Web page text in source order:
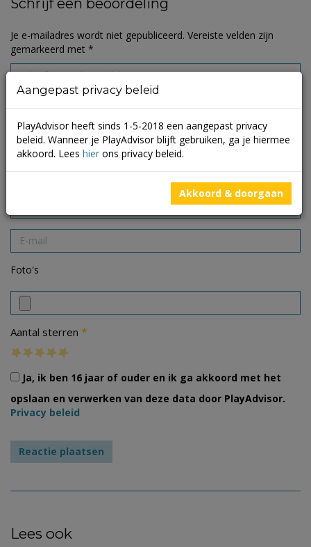
Schrijf een beoordeling
Je e-mailadres wordt niet gepubliceerd. Vereiste velden zijn
gemarkeerd met *
Foto's
Aantal sterren *
Ja, ik ben 16 jaar of ouder en ik ga akkoord met het
opslaan en verwerken van deze data door PlayAdvisor.
Privacy beleid
Lees ook
Aangepast privacy beleid
PlayAdvisor heeft sinds 1-5-2018 een aangepast privacy
beleid. Wanneer je PlayAdvisor blijft gebruiken, ga je hiermee
akkoord. Lees hier ons privacy beleid.
Akkoord & doorgaan